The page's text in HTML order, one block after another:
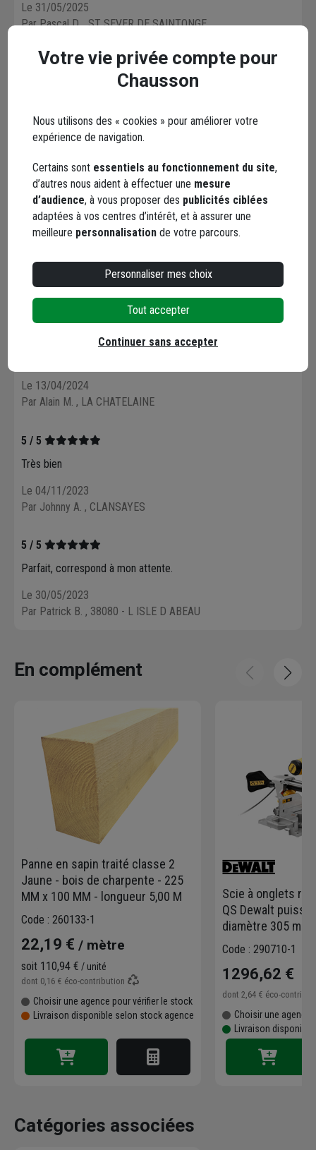
Le 31/05/2025
Par Pascal D., ST SEVER DE SAINTONGE
5 / 5
Rien a dire, modèle déjà utilisé auparavant, chausson en avait
disponibilité,commande, livraison et communication par mail
👌nickel. Merci chausson.
Le 22/04/2025
Par Nicolas C.
, SOISY-SOUS-MONTMORENCY
5 / 5
sabots de trés belles qualités . robustes . je recommande ce
Le 30/04/2024
Par Viviane I., PROISSANS
Le 13/04/2024
Par Alain M. , LA CHATELAINE
5 / 5
Très bien
Le 04/11/2023
Par Johnny A. , CLANSAYES
5 / 5
Parfait, correspond à mon attente.
Le 30/05/2023
Par Patrick B. , 38080 - L ISLE D ABEAU
En complément
Panne en sapin traité classe 2
Jaune - bois de charpente - 225
MM x 100 MM - longueur 5,00 M
Code : 260133-1
22,19 € / mètre
soit 110,94 € / unité
dont 0,16 € éco-contribution
Choisir une agence pour vérifier le stock
Livraison disponible selon stock agence
Scie à onglets
QS Dewalt
diamètre 305 mm
Code : 290710-1
1296,62 €
dont2,64 € éco-
Choisir une agence
Livraison disponible
Catégories associées
Votre vie privée compte pour
Chausson
Nous utilisons des « cookies » pour améliorer votre
expérience de navigation.
Certains sont essentiels au fonctionnement du site,
d’autres nous aident à effectuer une mesure
d’audience, à vous proposer des publicités ciblées
adaptées à vos centres d’intérêt, et à assurer une
meilleure personnalisation de votre parcours.
Personnaliser mes choix
Tout accepter
Continuer sans accepter